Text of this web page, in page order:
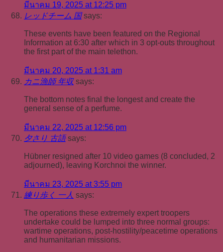
มีนาคม 19, 2025 at 12:25 pm
レッドチーム 国 says:
These events have been featured on the Regional
Information at 6:30 after which in 3 opt-outs throughout
the first part of the main telethon.
มีนาคม 20, 2025 at 1:31 am
カニ漁師 年収 says:
The bottom notes final the longest and create the
general sense of a perfume.
มีนาคม 22, 2025 at 12:56 pm
夕さり 古語 says:
Hübner resigned after 10 video games (8 concluded, 2
adjourned), leaving Korchnoi the winner.
มีนาคม 23, 2025 at 3:55 pm
練り歩く 一人 says:
The operations these extremely expert troopers
undertake could be lumped into three normal groups:
wartime operations, post-hostility/peacetime operations
and humanitarian missions.